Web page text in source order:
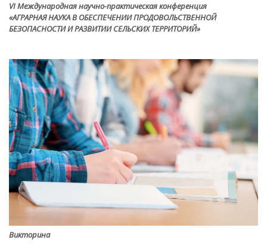
VI Международная научно-практическая конференция
«АГРАРНАЯ НАУКА В ОБЕСПЕЧЕНИИ ПРОДОВОЛЬСТВЕННОЙ
БЕЗОПАСНОСТИ И РАЗВИТИИ СЕЛЬСКИХ ТЕРРИТОРИЙ»
Викторина